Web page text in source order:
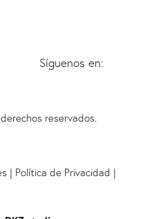
Síguenos en:
reservados.
| Política de Privacidad |